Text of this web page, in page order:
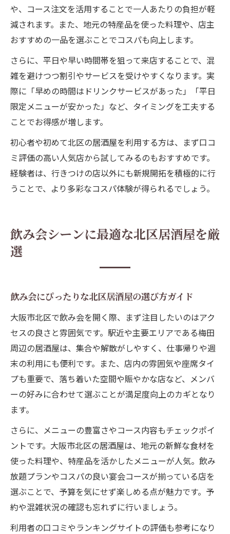
や、コース注文を活用することで一人あたりの負担が軽
減されます。また、地元の特産品を使った料理や、店主
おすすめの一品を選ぶことでコスパも向上します。
さらに、平日や早い時間帯を狙って来店することで、混
雑を避けつつ割引やサービスを受けやすくなります。実
際に「早めの時間はドリンクサービスがあった」「平日
限定メニューが安かった」など、タイミングを工夫する
ことでお得感が増します。
初心者や初めて北区の居酒屋を利用する方は、まず口コ
ミ評価の高い人気店から試してみるのもおすすめです。
経験者は、行きつけの店以外にも新規開拓を積極的に行
うことで、より多彩なコスパ体験が得られるでしょう。
飲み会シーンに最適な北区居酒屋を厳
選
飲み会にぴったりな北区居酒屋の選び方ガイド
大阪市北区で飲み会を開く際、まず注目したいのはアク
セスの良さと雰囲気です。駅近や主要エリアである梅田
周辺の居酒屋は、集合や解散がしやすく、仕事帰りや週
末の利用にも便利です。また、店内の雰囲気や座席タイ
プも重要で、落ち着いた空間や賑やかな店など、メンバ
ーの好みに合わせて選ぶことが満足度向上のカギとなり
ます。
さらに、メニューの豊富さやコース内容もチェックポイ
ントです。大阪市北区の居酒屋は、地元の新鮮な食材を
使った料理や、特産品を活かしたメニューが人気。飲み
放題プランやコスパの良い宴会コースが揃っている店を
選ぶことで、予算を気にせず楽しめる点が魅力です。予
約や混雑状況の確認も忘れずに行いましょう。
利用者の口コミやランキングサイトの評価も参考になり